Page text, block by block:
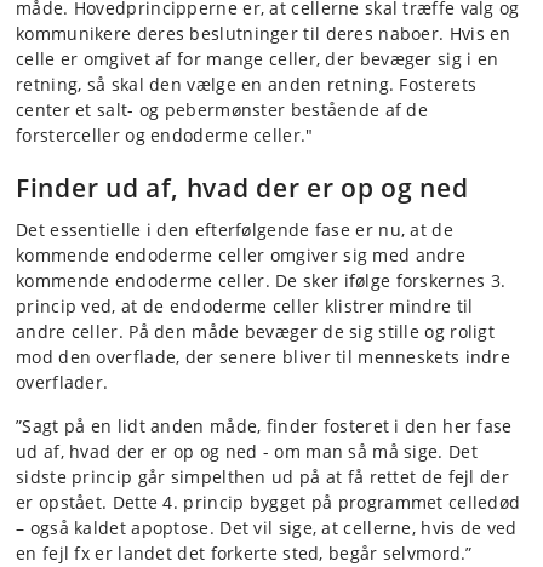
måde. Hovedprincipperne er, at cellerne skal træffe valg og
kommunikere deres beslutninger til deres naboer. Hvis en
celle er omgivet af for mange celler, der bevæger sig i en
retning, så skal den vælge en anden retning. Fosterets
center et salt- og pebermønster bestående af de
forsterceller og endoderme celler."
Finder ud af, hvad der er op og ned
Det essentielle i den efterfølgende fase er nu, at de
kommende endoderme celler omgiver sig med andre
kommende endoderme celler. De sker ifølge forskernes 3.
princip ved, at de endoderme celler klistrer mindre til
andre celler. På den måde bevæger de sig stille og roligt
mod den overflade, der senere bliver til menneskets indre
overflader.
”Sagt på en lidt anden måde, finder fosteret i den her fase
ud af, hvad der er op og ned - om man så må sige. Det
sidste princip går simpelthen ud på at få rettet de fejl der
er opstået. Dette 4. princip bygget på programmet celledød
– også kaldet apoptose. Det vil sige, at cellerne, hvis de ved
en fejl fx er landet det forkerte sted, begår selvmord.”